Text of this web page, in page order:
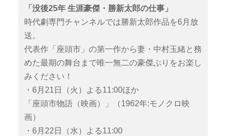
「没後25年 生涯豪傑・勝新太郎の仕事」
時代劇専門チャンネルでは勝新太郎作品を6月放
送。
代表作「座頭市」の第一作から妻・中村玉緒と務
めた最期の舞台まで唯一無二の豪傑ぶりをお楽し
みください！
・6月21日（火）よる11:00ほか
「座頭市物語（映画）」（1962年:モノクロ映
画）
・6月22日（水）よる11:00